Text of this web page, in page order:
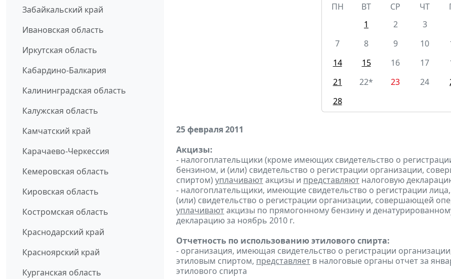
Забайкальский край
Ивановская область
Иркутская область
Кабардино-Балкария
Калининградская область
Калужская область
Камчатский край
Карачаево-Черкессия
Кемеровская область
Кировская область
Костромская область
Краснодарский край
Красноярский край
Курганская область
ПН
ВТ СР ЧТ
1
2 3
7
8 9 10
14
15 16 17
21
22* 23 24
28
25 февраля 2011
Акцизы:
- налогоплательщики (кроме имеющих свидетельство о
бензином, и (или) свидетельство о регистрации организации,
спиртом) уплачиваютакцизы и представляют налоговую
- налогоплательщики, имеющие свидетельство о регистрации
(или) свидетельство о регистрации организации, совершающей
уплачиваютакцизы по прямогонному бензину и
декларацию за ноябрь 2010 г.
Отчетность по использованию этилового спирта:
- организация, имеющая свидетельство о регистрации
этиловым спиртом, представляет в налоговые органы отчет за
этилового спирта